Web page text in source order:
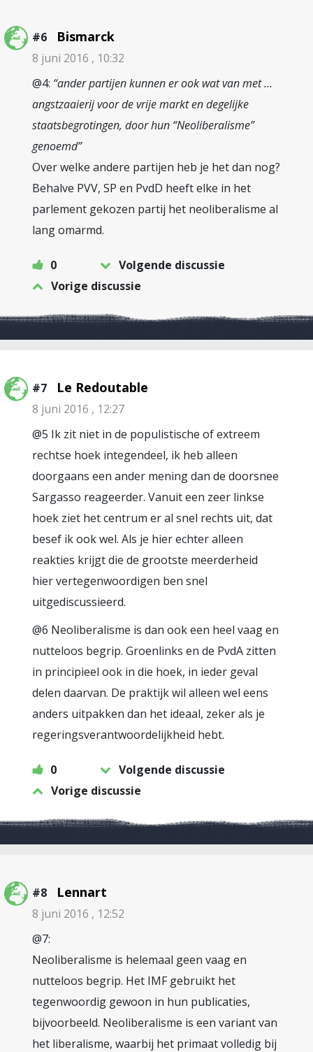
#6 Bismarck
8 juni 2016 , 10:32
@4: “ander partijen kunnen er ook wat van met …
angstzaaierij voor de vrije markt en degelijke
staatsbegrotingen, door hun “Neoliberalisme”
genoemd”
Over welke andere partijen heb je het dan nog?
Behalve PVV, SP en PvdD heeft elke in het
parlement gekozen partij het neoliberalisme al
lang omarmd.
0
Volgende discussie
Vorige discussie
#7 Le Redoutable
8 juni 2016 , 12:27
@5 Ik zit niet in de populistische of extreem
rechtse hoek integendeel, ik heb alleen
doorgaans een ander mening dan de doorsnee
Sargasso reageerder. Vanuit een zeer linkse
hoek ziet het centrum er al snel rechts uit, dat
besef ik ook wel. Als je hier echter alleen
reakties krijgt die de grootste meerderheid
hier vertegenwoordigen ben snel
uitgediscussieerd.
@6 Neoliberalisme is dan ook een heel vaag en
nutteloos begrip. Groenlinks en de PvdA zitten
in principieel ook in die hoek, in ieder geval
delen daarvan. De praktijk wil alleen wel eens
anders uitpakken dan het ideaal, zeker als je
regeringsverantwoordelijkheid hebt.
0
Volgende discussie
Vorige discussie
#8 Lennart
8 juni 2016 , 12:52
@7:
Neoliberalisme is helemaal geen vaag en
nutteloos begrip. Het IMF gebruikt het
tegenwoordig gewoon in hun publicaties,
bijvoorbeeld. Neoliberalisme is een variant van
het liberalisme, waarbij het primaat volledig bij